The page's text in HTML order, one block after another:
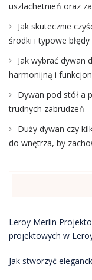
uszlachetnień oraz
Jak skutecznie
środki i typowe
Jak wybrać dywan
harmonijną i
Dywan pod stół a
trudnych zabrudzeń
Duży dywan czy
do wnętrza, by
Leroy Merlin
projektowych w
Jak stworzyć